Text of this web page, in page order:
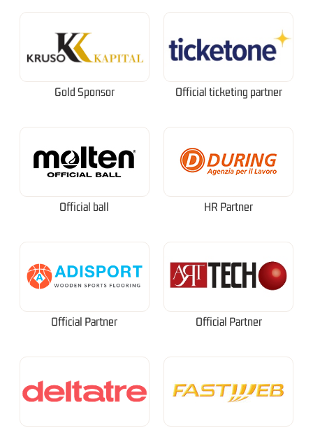
Gold Sponsor Official ticketing partner
Official ball HR Partner
Official Partner Official Partner